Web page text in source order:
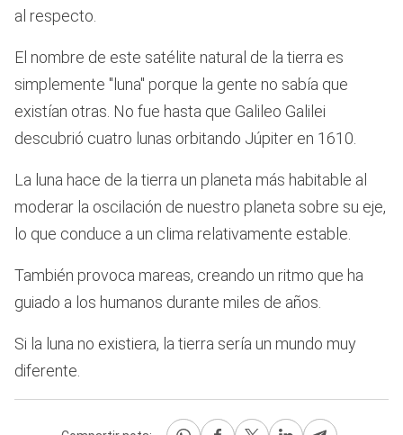
al respecto.
El nombre de este satélite natural de la tierra es
simplemente "luna" porque la gente no sabía que
existían otras. No fue hasta que Galileo Galilei
descubrió cuatro lunas orbitando Júpiter en 1610.
La luna hace de la tierra un planeta más habitable al
moderar la oscilación de nuestro planeta sobre su eje,
lo que conduce a un clima relativamente estable.
También provoca mareas, creando un ritmo que ha
guiado a los humanos durante miles de años.
Si la luna no existiera, la tierra sería un mundo muy
diferente.